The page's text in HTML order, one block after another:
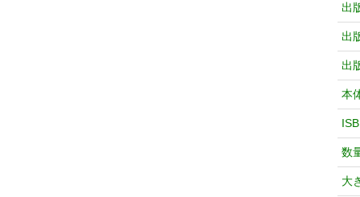
出
出
出
本
数
大